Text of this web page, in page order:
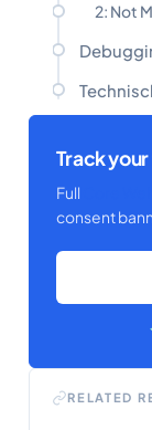
2: Not
Track
Full
consent
RELATED